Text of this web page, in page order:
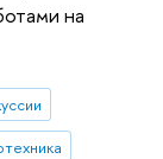
на